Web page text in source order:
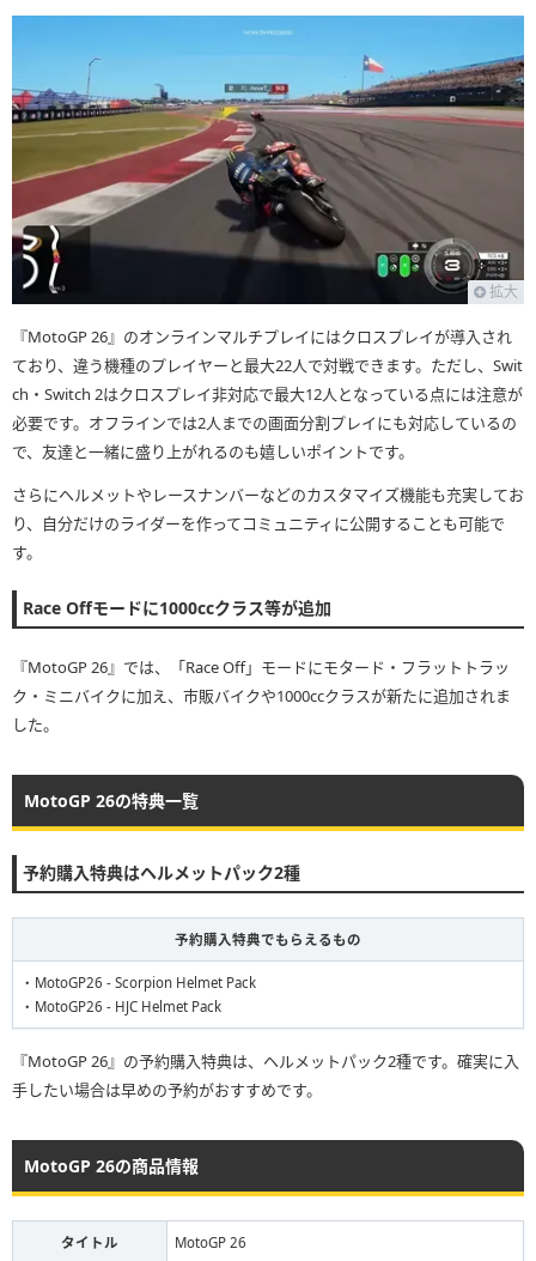
拡大
『MotoGP 26』のオンラインマルチプレイにはクロスプレイが導入され
ており、違う機種のプレイヤーと最大22人で対戦できます。ただし、Swit
ch・Switch 2はクロスプレイ非対応で最大12人となっている点には注意が
必要です。オフラインでは2人までの画面分割プレイにも対応しているの
で、友達と一緒に盛り上がれるのも嬉しいポイントです。
さらにヘルメットやレースナンバーなどのカスタマイズ機能も充実してお
り、自分だけのライダーを作ってコミュニティに公開することも可能で
す。
Race Offモードに1000ccクラス等が追加
『MotoGP 26』では、「Race Off」モードにモタード・フラットトラッ
ク・ミニバイクに加え、市販バイクや1000ccクラスが新たに追加されま
した。
MotoGP 26の特典一覧
予約購入特典はヘルメットパック2種
予約購入特典でもらえるもの
・MotoGP26 - Scorpion Helmet Pack
・MotoGP26 - HJC Helmet Pack
『MotoGP 26』の予約購入特典は、ヘルメットパック2種です。確実に入
手したい場合は早めの予約がおすすめです。
MotoGP 26の商品情報
タイトル MotoGP 26